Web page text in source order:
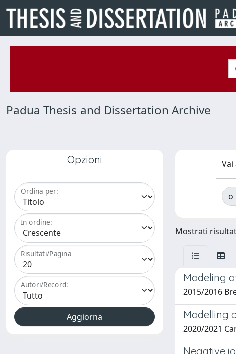
Padua Thesis and Dissertation Archive
Opzioni
Ordina per:
In ordine:
Risultati/Pagina
Autori/Record:
Vai
o
Mostrati
Modeling
2015/2016
Modelling
2020/2021
Negative